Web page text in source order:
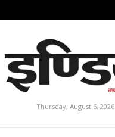
Thursday, August 6, 2026